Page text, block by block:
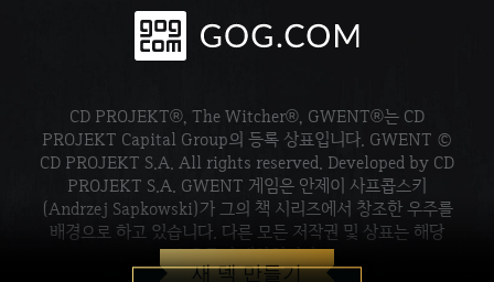
새 덱 만들기
CD PROJEKT®, The Witcher®, GWENT®는 CD
PROJEKT Capital Group의 등록 상표입니다. GWENT ©
CD PROJEKT S.A. All rights reserved. Developed by CD
PROJEKT S.A. GWENT 게임은 안제이 사프콥스키
(Andrzej Sapkowski)가 그의 책 시리즈에서 창조한 우주를
배경으로 하고 있습니다. 다른 모든 저작권 및 상표는 해당
소유주의 재산입니다.